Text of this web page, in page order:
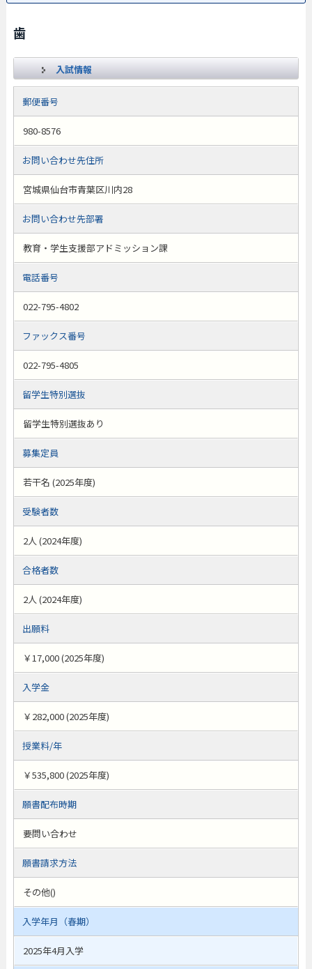
歯
入試情報
郵便番号
980-8576
お問い合わせ先住所
宮城県仙台市青葉区川内28
お問い合わせ先部署
教育・学生支援部アドミッション課
電話番号
022-795-4802
ファックス番号
022-795-4805
留学生特別選抜
留学生特別選抜あり
募集定員
若干名 (2025年度)
受験者数
2人 (2024年度)
合格者数
2人 (2024年度)
出願料
￥17,000 (2025年度)
入学金
￥282,000 (2025年度)
授業料/年
￥535,800 (2025年度)
願書配布時期
要問い合わせ
願書請求方法
その他()
入学年月（春期）
2025年4月入学